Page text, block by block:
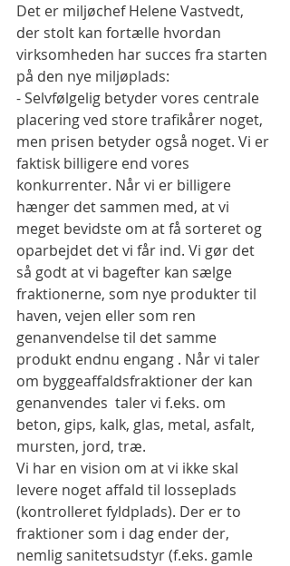
Det er miljøchef Helene Vastvedt,
der stolt kan fortælle hvordan
virksomheden har succes fra starten
på den nye miljøplads:
- Selvfølgelig betyder vores centrale
placering ved store trafikårer noget,
men prisen betyder også noget. Vi er
faktisk billigere end vores
konkurrenter. Når vi er billigere
hænger det sammen med, at vi
meget bevidste om at få sorteret og
oparbejdet det vi får ind. Vi gør det
så godt at vi bagefter kan sælge
fraktionerne, som nye produkter til
haven, vejen eller som ren
genanvendelse til det samme
produkt endnu engang . Når vi taler
om byggeaffaldsfraktioner der kan
genanvendes  taler vi f.eks. om
beton, gips, kalk, glas, metal, asfalt,
mursten, jord, træ.
Vi har en vision om at vi ikke skal
levere noget affald til losseplads
(kontrolleret fyldplads). Der er to
fraktioner som i dag ender der,
nemlig sanitetsudstyr (f.eks. gamle